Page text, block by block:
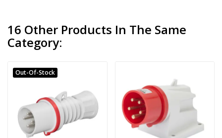
16 Other Products In The Same
Category:
Out-Of-Stock